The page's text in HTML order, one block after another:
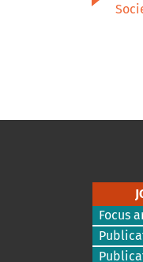
Focus